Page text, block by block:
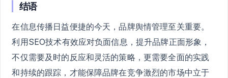
结语
在信息传播日益便捷的今天，品牌舆情管理至关重要。
利用SEO技术有效应对负面信息，提升品牌正面形象，
不仅需要及时的反应和灵活的策略，更需要全面的实践
和持续的跟踪，才能保障品牌在竞争激烈的市场中立于